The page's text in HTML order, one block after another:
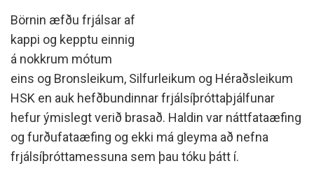
Börnin æfðu frjálsar af
kappi og kepptu einnig
á nokkrum mótum
eins og Bronsleikum, Silfurleikum og Héraðsleikum
HSK en auk hefðbundinnar frjálsíþróttaþjálfunar
hefur ýmislegt verið brasað. Haldin var náttfataæfing
og furðufataæfing og ekki má gleyma að nefna
frjálsíþróttamessuna sem þau tóku þátt í.